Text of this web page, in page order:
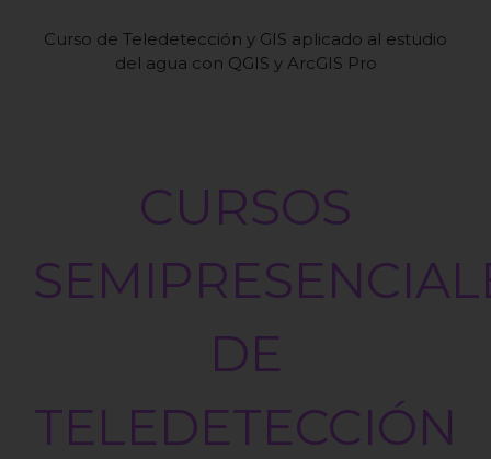
Curso de Teledetección y GIS aplicado al estudio
del agua con QGIS y ArcGIS Pro
CURSOS
DE
TELEDETECCIÓN